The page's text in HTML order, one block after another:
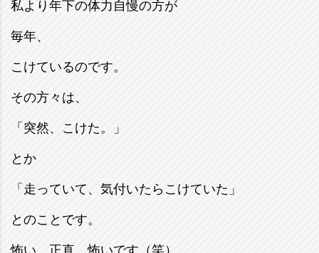
私より年下の体力自慢の方が
毎年、
こけているのです。
その方々は、
「突然、こけた。」
とか
「走っていて、気付いたらこけていた」
とのことです。